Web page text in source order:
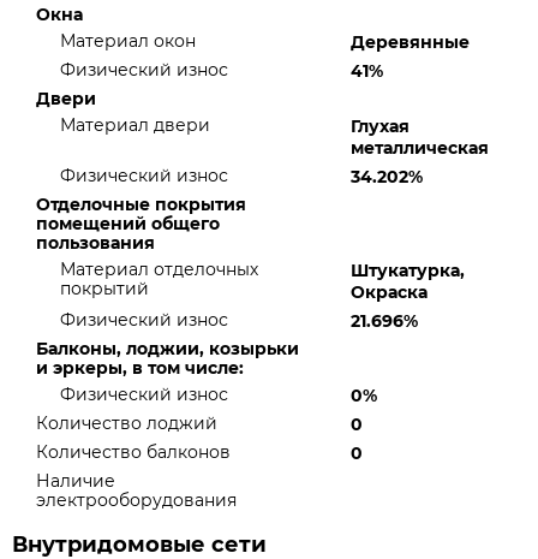
Окна
Материал окон
Деревянные
Физический износ
41%
Двери
Материал двери
Глухая
металлическая
Физический износ
34.202%
Отделочные покрытия
помещений общего
пользования
Материал отделочных
покрытий
Штукатурка,
Окраска
Физический износ
21.696%
Балконы, лоджии, козырьки
и эркеры, в том числе:
Физический износ
0%
Количество лоджий
0
Количество балконов
0
Наличие
электрооборудования
Внутридомовые сети